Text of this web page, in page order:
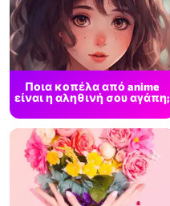
Ποια κοπέλα από anime
είναι η αληθινή σου αγάπη;